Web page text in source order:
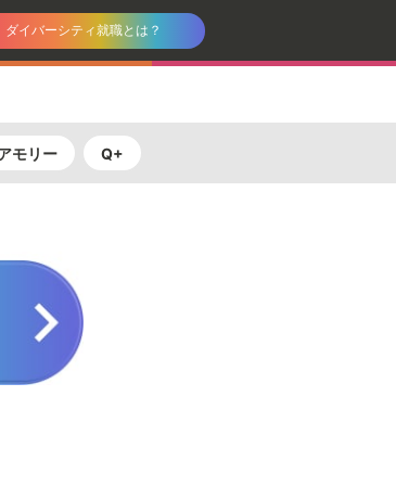
ダイバーシティ就職とは？
モリー Q+